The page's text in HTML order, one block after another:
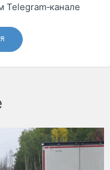
Telegram‑канале